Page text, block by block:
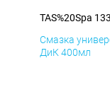
TAS%20Spa
Смазка
ДиК 400мл